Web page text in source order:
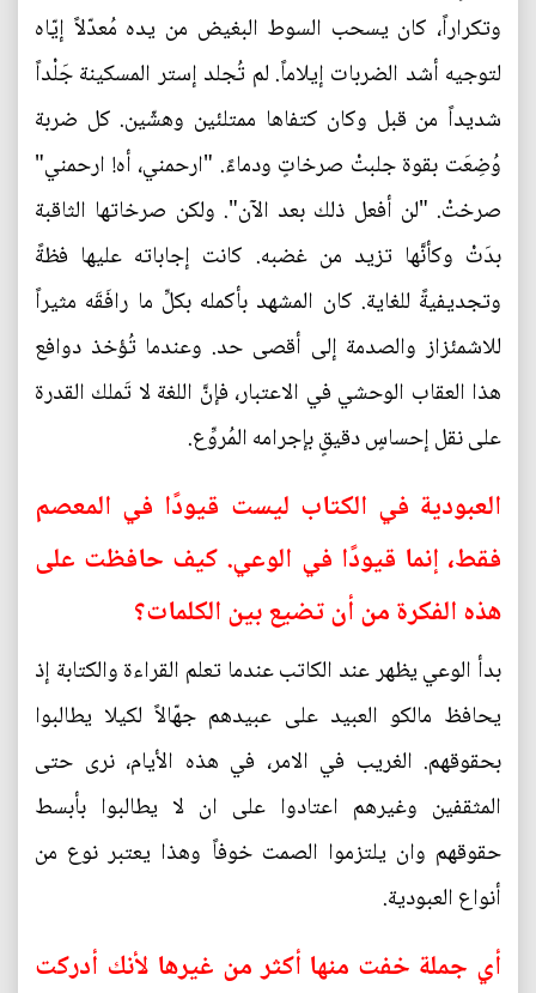
وتكراراً، كان يسحب السوط البغيض من يده مُعدّلاً إيّاه
لتوجيه أشد الضربات إيلاماً. لم تُجلد إستر المسكينة جَلْداً
شديداً من قبل وكان كتفاها ممتلئين وهشّين. كل ضربة
وُضِعَت بقوة جلبتْ صرخاتٍ ودماءً. "ارحمني، أه! ارحمني"
صرختْ. "لن أفعل ذلك بعد الآن". ولكن صرخاتها الثاقبة
بدَتْ وكأنَّها تزيد من غضبه. كانت إجاباته عليها فظةً
وتجديفيةً للغاية. كان المشهد بأكمله بكلِّ ما رافَقَه مثيراً
للاشمئزاز والصدمة إلى أقصى حد. وعندما تُؤخذ دوافع
هذا العقاب الوحشي في الاعتبار، فإنَّ اللغة لا تَملك القدرة
على نقل إحساسٍ دقيقٍ بإجرامه المُروِّع.
العبودية في الكتاب ليست قيودًا في المعصم
فقط، إنما قيودًا في الوعي. كيف حافظت على
هذه الفكرة من أن تضيع بين الكلمات؟
بدأ الوعي يظهر عند الكاتب عندما تعلم القراءة والكتابة إذ
يحافظ مالكو العبيد على عبيدهم جهّالاً لكيلا يطالبوا
بحقوقهم. الغريب في الامر، في هذه الأيام، نرى حتى
المثقفين وغيرهم اعتادوا على ان لا يطالبوا بأبسط
حقوقهم وان يلتزموا الصمت خوفاً وهذا يعتبر نوع من
أنواع العبودية.
أي جملة خفت منها أكثر من غيرها لأنك أدركت